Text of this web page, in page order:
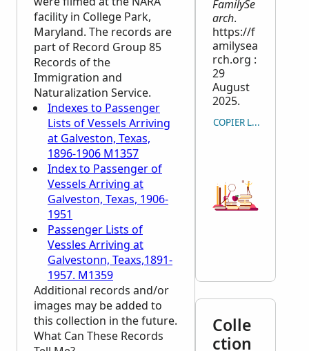
facility in College Park,
Maryland. The records are
part of Record Group 85
Records of the
Immigration and
Naturalization Service.
Indexes to Passenger
Lists of Vessels Arriving
at Galveston, Texas,
1896-1906 M1357
Index to Passenger of
Vessels Arriving at
Galveston, Texas, 1906-
1951
Passenger Lists of
Vessles Arriving at
Galvestonn, Teaxs,1891-
1957. M1359
Additional records and/or
images may be added to
this collection in the future.
What Can These Records
FamilySe
arch.
https://f
amilysea
rch.org :
29
August
2025.
COPIER LA CITATION
Colle
ction